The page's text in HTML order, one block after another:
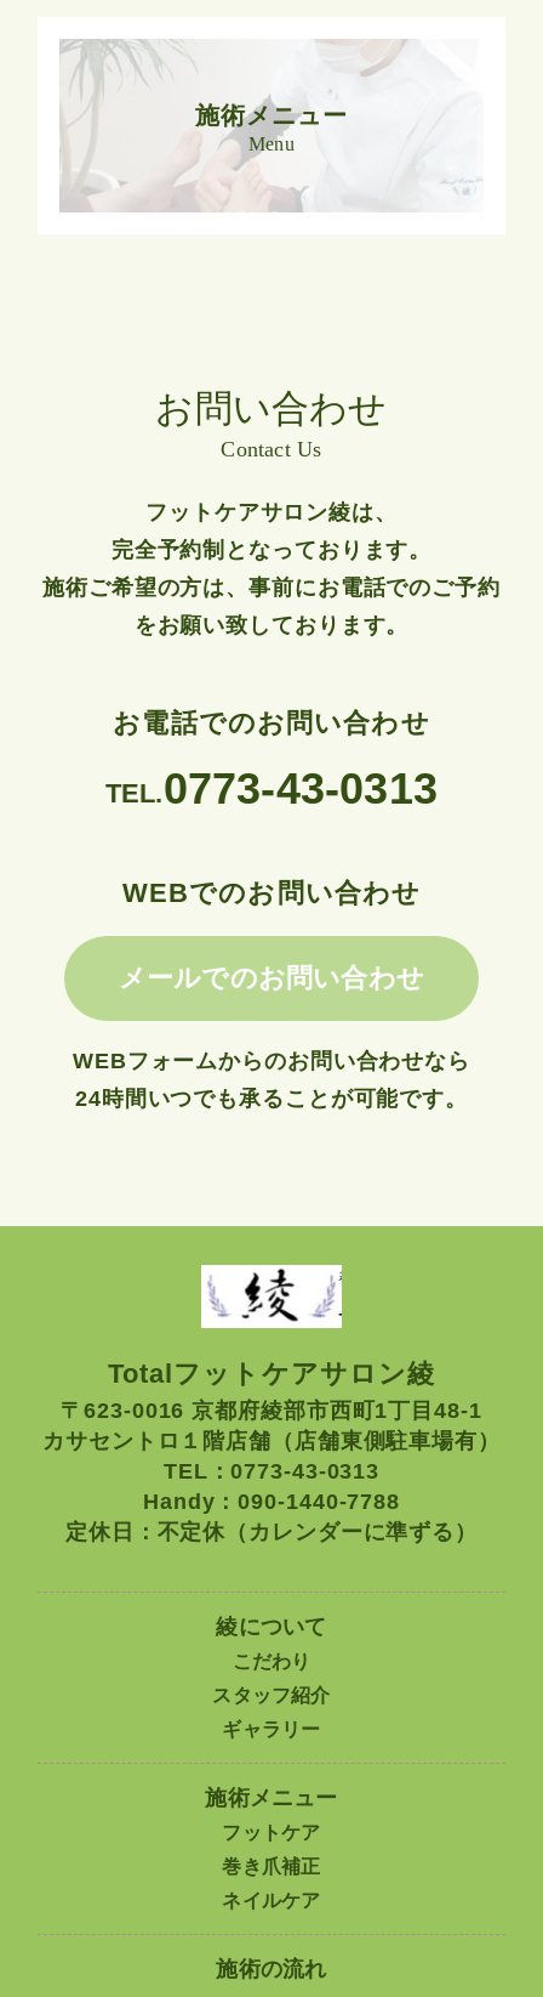
施術メニュー
Menu
お問い合わせ
Contact Us
フットケアサロン綾は、
完全予約制となっております。
施術ご希望の方は、事前にお電話でのご予約
をお願い致しております。
お電話でのお問い合わせ
TEL.0773-43-0313
WEBでのお問い合わせ
メールでのお問い合わせ
WEBフォームからのお問い合わせなら
24時間いつでも承ることが可能です。
Totalフットケアサロン綾
〒623-0016 京都府綾部市西町1丁目48-1
カサセントロ１階店舗（店舗東側駐車場有）
TEL：0773-43-0313
Handy：090-1440-7788
定休日：不定休（カレンダーに準ずる）
綾について
こだわり
スタッフ紹介
ギャラリー
施術メニュー
フットケア
巻き爪補正
ネイルケア
施術の流れ